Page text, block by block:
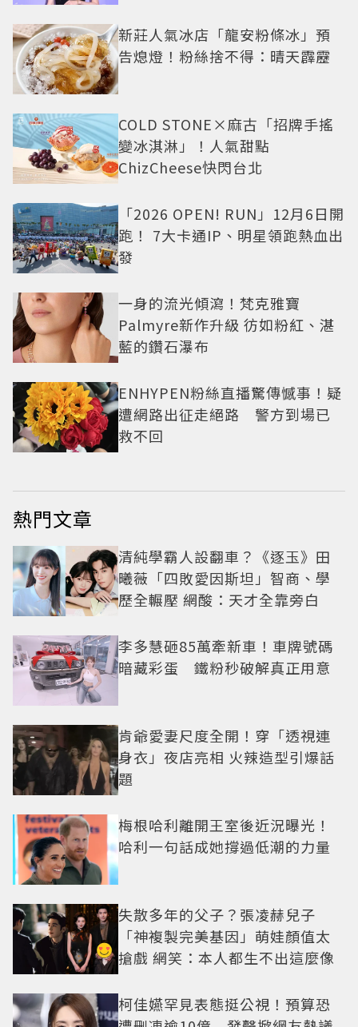
新莊人氣冰店「龍安粉條冰」預
告熄燈！粉絲捨不得：晴天霹靂
COLD STONE×麻古「招牌手搖
變冰淇淋」！人氣甜點
ChizCheese快閃台北
「2026 OPEN! RUN」12月6日開
跑！ 7大卡通IP、明星領跑熱血出
發
一身的流光傾瀉！梵克雅寶
Palmyre新作升級 彷如粉紅、湛
藍的鑽石瀑布
ENHYPEN粉絲直播驚傳憾事！疑
遭網路出征走絕路 警方到場已
救不回
熱門文章
清純學霸人設翻車？《逐玉》田
曦薇「四敗愛因斯坦」智商、學
歷全輾壓 網酸：天才全靠旁白
李多慧砸85萬牽新車！車牌號碼
暗藏彩蛋 鐵粉秒破解真正用意
肯爺愛妻尺度全開！穿「透視連
身衣」夜店亮相 火辣造型引爆話
題
梅根哈利離開王室後近況曝光！
哈利一句話成她撐過低潮的力量
失散多年的父子？張凌赫兒子
「神複製完美基因」萌娃顏值太
搶戲 網笑：本人都生不出這麼像
柯佳嬿罕見表態挺公視！預算恐